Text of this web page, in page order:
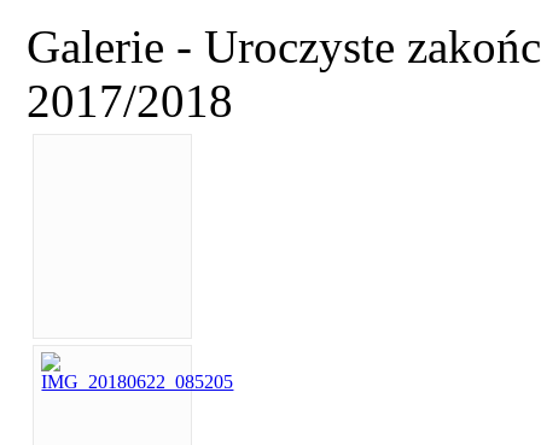
Galerie - Uroczyste
2017/2018